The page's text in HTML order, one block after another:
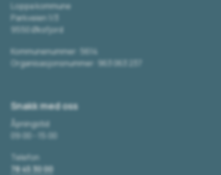
Loppa kommune
Parkveien 1/3
9550 Øksfjord
Kommunenummer: 5614
Organisasjonsnummer: 963 063 237
Snakk med oss
Åpningstid
09:00 - 15:00
Telefon
78 45 30 00